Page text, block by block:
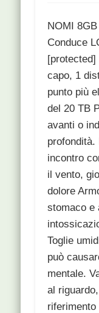
NOMI
Conduce
capo, 1
punto più
del 20 TB
avanti o
profondità.
incontro
il vento,
dolore
stomaco e
Toglie
può
mentale.
al